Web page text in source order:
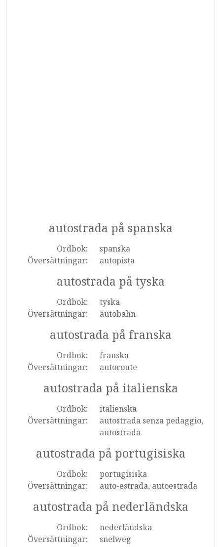
autostrada på spanska
Ordbok:
spanska
Översättningar:
autopista
autostrada på tyska
Ordbok:
tyska
Översättningar:
autobahn
autostrada på franska
Ordbok:
franska
Översättningar:
autoroute
autostrada på italienska
Ordbok:
italienska
Översättningar:
autostrada senza pedaggio,
autostrada
autostrada på portugisiska
Ordbok:
portugisiska
Översättningar:
auto-estrada, autoestrada
autostrada på nederländska
Ordbok:
nederländska
Översättningar:
snelweg